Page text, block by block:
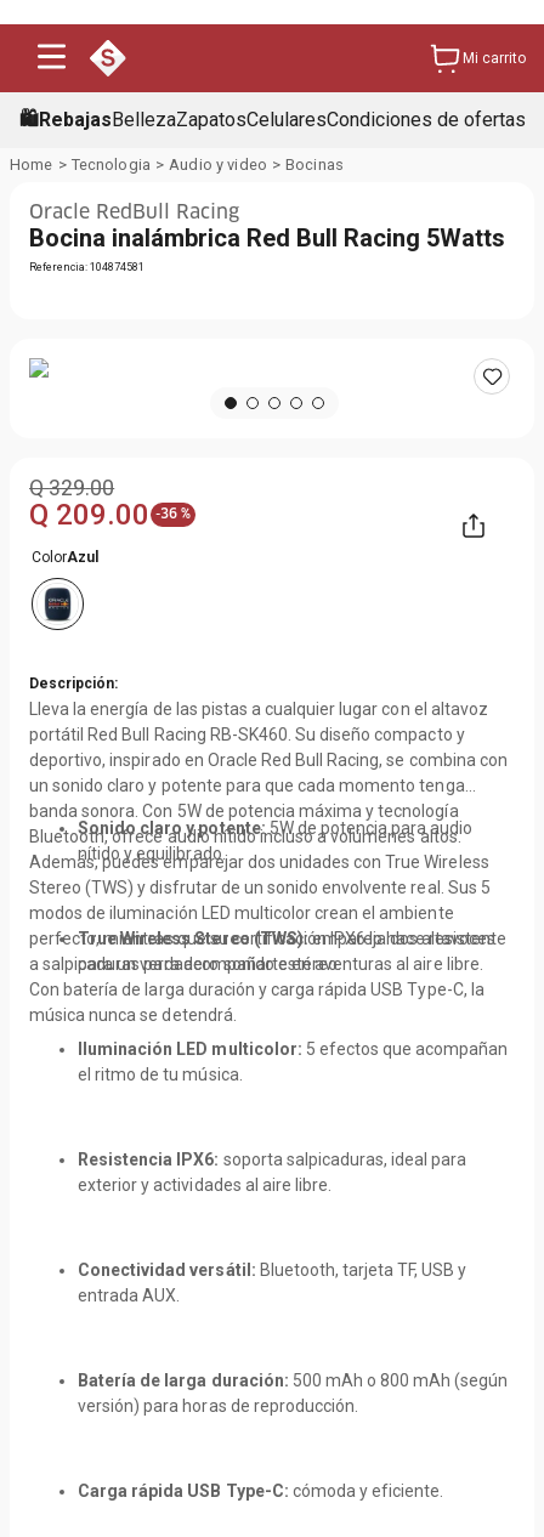
Mi carrito
🛍️RebajasBellezaZapatosCelularesCondiciones de ofertas
Tecnologia Audio y video Bocinas
Oracle RedBull Racing
Bocina inalámbrica Red Bull Racing 5Watts
Referencia:104874581
Q329.00
Q 209.00 -36 %
ColorAzul
Descripción:
Lleva la energía de las pistas a cualquier lugar con el altavoz
portátil Red Bull Racing RB-SK460. Su diseño compacto y
deportivo, inspirado en Oracle Red Bull Racing, se combina con
un sonido claro y potente para que cada momento tenga
banda sonora. Con 5W de potencia máxima y tecnología
Bluetooth, ofrece audio nítido incluso a volúmenes altos.
Además, puedes emparejar dos unidades con True Wireless
Stereo (TWS) y disfrutar de un sonido envolvente real. Sus 5
modos de iluminación LED multicolor crean el ambiente
perfecto, mientras que su certificación IPX6 lo hace resistente
a salpicaduras para acompañarte en aventuras al aire libre.
Con batería de larga duración y carga rápida USB Type-C, la
música nunca se detendrá.
Sonido claro y potente: 5W de potencia para audio
nítido y equilibrado.
True Wireless Stereo (TWS):empareja dos altavoces
para un verdadero sonido estéreo.
Iluminación LED multicolor: 5 efectos que acompañan
el ritmo de tu música.
Resistencia IPX6: soporta salpicaduras, ideal para
exterior y actividades al aire libre.
Conectividad versátil: Bluetooth, tarjeta TF, USB y
entrada AUX.
Batería de larga duración: 500 mAh o 800 mAh (según
versión) para horas de reproducción.
Carga rápida USB Type-C: cómoda y eficiente.